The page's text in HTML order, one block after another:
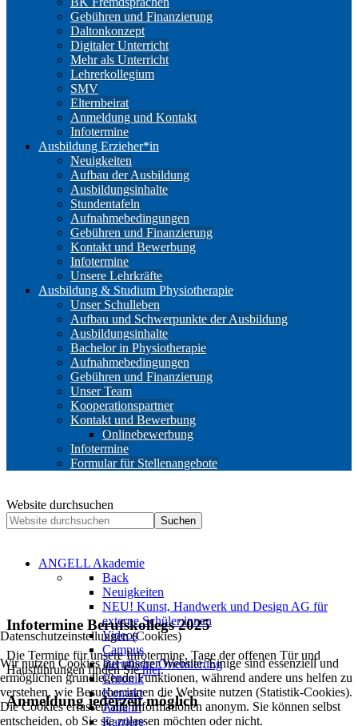
Gebühren und Finanzierung
Daltonkonzept
Digitaler Unterricht
Mehr als Unterricht
Lehrerkollegium
SMV
Elternbeirat
Anmeldung und Kontakt
Infotermine
Ausbildung Erzieher*in
Neuigkeiten
Aufbau der Ausbildung
Ausbildungsinhalte
Stundentafeln
Aufnahmebedingungen
Gebühren und Finanzierung
Kontakt und Bewerbung
Infotermine
Unsere Lehrkräfte
Ausbildung & Studium Physiotherapie
Unser Schulleben
Aufbau und Schwerpunkte der Ausbildung
Ausbildungsinhalte
Bachelor in Physiotherapie
Aufnahmebedingungen
Gebühren und Finanzierung
Unser Team
Kooperationspartner
Kontakt und Bewerbung
Onlinebewerbung
Infotermine
Formular für Stellenangebote
Website durchsuchen
Suchen
ANGELL Akademie
Back
Neuigkeiten
NEU! Kunst, Handwerk und Design AG für
externe Schüler:innen
Videos
Campus
Berufliche Orientierung
Chronik
Kontakt
Anfahrt
Karriere
Infotermine Berufskollegs 2025
Die Termine für unsere Infotermine, Tage der offenen Tür und
Hausführungen finden Siehier.
Anmeldung jederzeit möglich
Datenschutzeinstellungen (Cookies)
Wir nutzen Cookies auf unserer Website. Einige sind essenziell und
ermöglichen grundlegende Funktionen, während andere uns helfen zu
verstehen, wie Besucher:innen die Website nutzen (Statistik-Cookies).
Die Cookies erfassen alle Informationen anonym. Sie können selbst
entscheiden, ob Sie sie zulassen möchten oder nicht.